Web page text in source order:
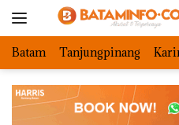
Batam Tanjungpinang